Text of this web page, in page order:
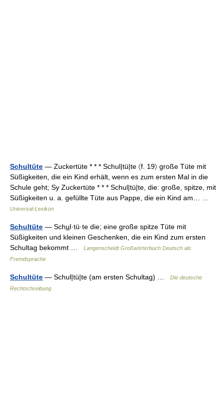
Schultüte — Zuckertüte * * * Schul|tü|te 〈f. 19〉 große Tüte mit
Süßigkeiten, die ein Kind erhält, wenn es zum ersten Mal in die
Schule geht; Sy Zuckertüte * * * Schul|tü|te, die: große, spitze, mit
Süßigkeiten u. a. gefüllte Tüte aus Pappe, die ein Kind am… …
Universal-Lexikon
Schultüte — Schu̲l·tü·te die; eine große spitze Tüte mit
Süßigkeiten und kleinen Geschenken, die ein Kind zum ersten
Schultag bekommt …
Langenscheidt Großwörterbuch Deutsch als
Fremdsprache
Schultüte — Schul|tü|te (am ersten Schultag) …
Die deutsche
Rechtschreibung